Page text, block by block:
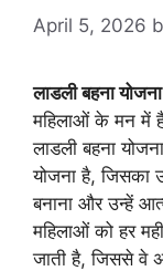
April 5, 2026
लाडली बहना
महिलाओं के मन में
लाडली बहना
योजना है, जिसका
बनाना और उन्हें
महिलाओं को हर
जाती है, जिससे वे